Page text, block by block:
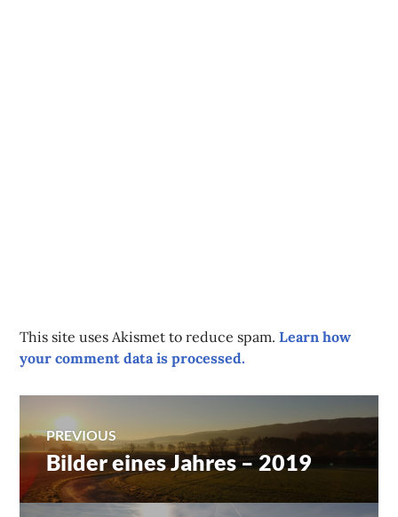
This site uses Akismet to reduce spam.Learn how
your comment data is processed.
Post
navigation
PREVIOUS
Previous
post:
Bilder eines Jahres – 2019